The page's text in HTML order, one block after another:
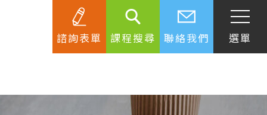
諮詢表單 課程搜尋 聯絡我們 選單